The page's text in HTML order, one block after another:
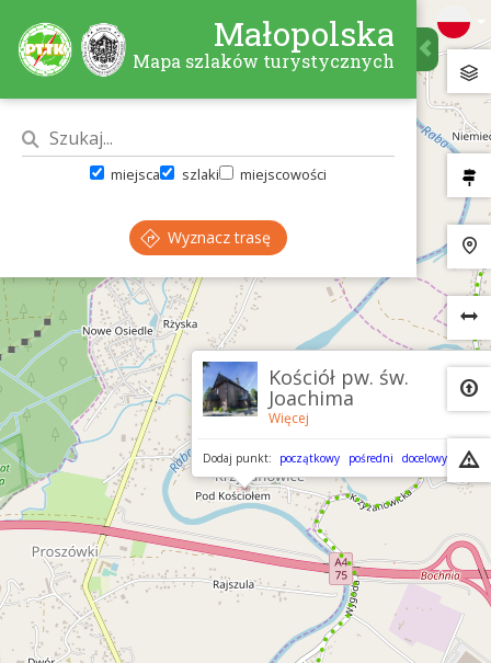
×
Kościół pw. św.
Joachima
Więcej
Dodaj punkt: początkowy pośredni docelowy
Małopolska
Mapa szlaków turystycznych
miejsca szlaki miejscowości
Wyznacz trasę